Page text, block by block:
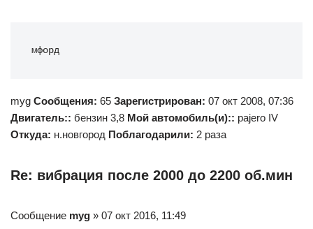
мфорд
myg Сообщения: 65 Зарегистрирован: 07 окт 2008, 07:36
Двигатель:: бензин 3,8 Мой автомобиль(и):: pajero IV
Откуда: н.новгород Поблагодарили: 2 раза
Re: вибрация после 2000 до 2200 об.мин
Сообщение myg » 07 окт 2016, 11:49